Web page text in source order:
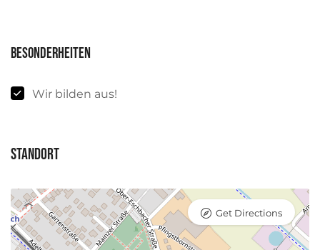
Besonderheiten
Wir bilden aus!
Standort
Get Directions